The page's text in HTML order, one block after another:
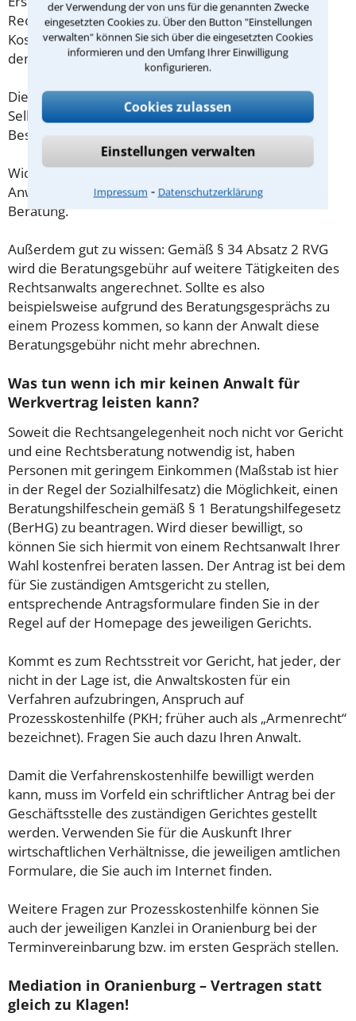
der Verwendung der von uns für die genannten Zwecke
eingesetzten Cookies zu. Über den Button "Einstellungen
verwalten" können Sie sich über die eingesetzten Cookies
informieren und den Umfang Ihrer Einwilligung
konfigurieren.
Cookies zulassen
Einstellungen verwalten
Impressum ⁃ Datenschutzerklärung
Rechtsanwaltsvergütungsgesetz (RVG) geregelt. Die
Kosten für das erste Beratungsgespräch betragen
demnach maximal 190,00 € zzgl. MwSt.
Diese Regelung gilt jedoch nur für Verbraucher. Für
Selbstständige oder Freiberufler gilt diese
Beschränkung nicht.
Wichtig daher: Klären Sie die Kostenfrage mit Ihrem
Anwalt aus Oranienburg schon zu Beginn der ersten
Beratung.
Außerdem gut zu wissen: Gemäß § 34 Absatz 2 RVG
wird die Beratungsgebühr auf weitere Tätigkeiten des
Rechtsanwalts angerechnet. Sollte es also
beispielsweise aufgrund des Beratungsgesprächs zu
einem Prozess kommen, so kann der Anwalt diese
Beratungsgebühr nicht mehr abrechnen.
Was tun wenn ich mir keinen Anwalt für
Werkvertrag leisten kann?
Soweit die Rechtsangelegenheit noch nicht vor Gericht
und eine Rechtsberatung notwendig ist, haben
Personen mit geringem Einkommen (Maßstab ist hier
in der Regel der Sozialhilfesatz) die Möglichkeit, einen
Beratungshilfeschein gemäß § 1 Beratungshilfegesetz
(BerHG) zu beantragen. Wird dieser bewilligt, so
können Sie sich hiermit von einem Rechtsanwalt Ihrer
Wahl kostenfrei beraten lassen. Der Antrag ist bei dem
für Sie zuständigen Amtsgericht zu stellen,
entsprechende Antragsformulare finden Sie in der
Regel auf der Homepage des jeweiligen Gerichts.
Kommt es zum Rechtsstreit vor Gericht, hat jeder, der
nicht in der Lage ist, die Anwaltskosten für ein
Verfahren aufzubringen, Anspruch auf
Prozesskostenhilfe (PKH; früher auch als „Armenrecht“
bezeichnet). Fragen Sie auch dazu Ihren Anwalt.
Damit die Verfahrenskostenhilfe bewilligt werden
kann, muss im Vorfeld ein schriftlicher Antrag bei der
Geschäftsstelle des zuständigen Gerichtes gestellt
werden. Verwenden Sie für die Auskunft Ihrer
wirtschaftlichen Verhältnisse, die jeweiligen amtlichen
Formulare, die Sie auch im Internet finden.
Weitere Fragen zur Prozesskostenhilfe können Sie
auch der jeweiligen Kanzlei in Oranienburg bei der
Terminvereinbarung bzw. im ersten Gespräch stellen.
Mediation in Oranienburg – Vertragen statt
gleich zu Klagen!